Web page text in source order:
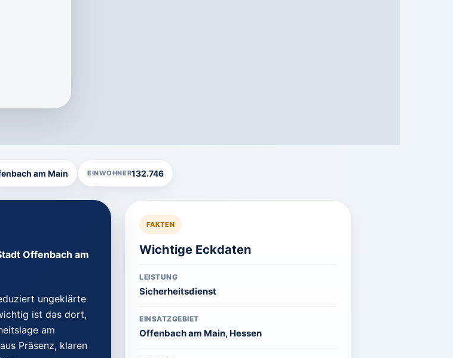
am Main EINWOHNER132.746
Offenbach am
ungeklärte
ist das dort,
am
Präsenz, klaren
FAKTEN
Wichtige Eckdaten
LEISTUNG
Sicherheitsdienst
EINSATZGEBIET
Offenbach am Main, Hessen